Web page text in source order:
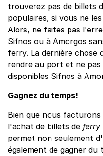
trouverez pas de billets
populaires, si vous ne
Alors, ne faites pas
Sifnos ou à Amorgos
ferry. La dernière chose
rendre au port et ne
disponibles Sifnos à
Gagnez du temps!
Bien que nous
l'achat de billets de ferry
permet non seulement
également de gagner du